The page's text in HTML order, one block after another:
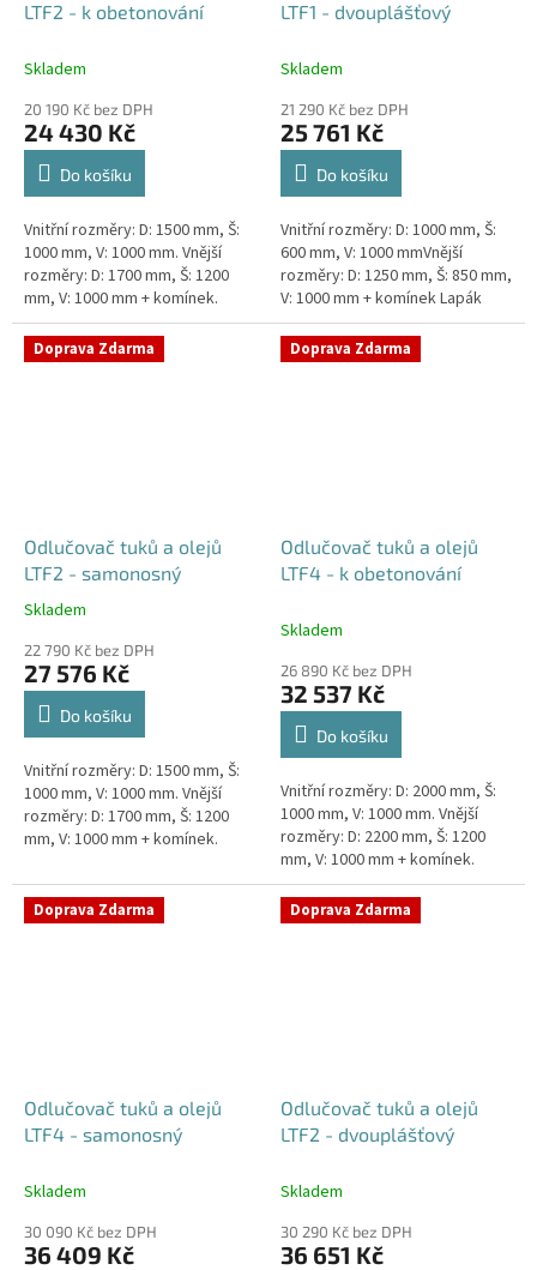
LTF2 - k obetonování
Skladem
20 190 Kč bez DPH
24 430 Kč
Do košíku
Vnitřní rozměry: D: 1500 mm, Š:
1000 mm, V: 1000 mm. Vnější
rozměry: D: 1700 mm, Š: 1200
mm, V: 1000 mm + komínek.
Lapák tuků do 2l/s nebo 250
jídel denně Průměr a umístění...
LTF1 - dvouplášťový
Skladem
21 290 Kč bez DPH
25 761 Kč
Do košíku
Vnitřní rozměry: D: 1000 mm, Š:
600 mm, V: 1000 mmVnější
rozměry: D: 1250 mm, Š: 850 mm,
V: 1000 mm + komínek Lapák
tuků do 1l/s nebo 100 jídel
denně Průměr a umístění...
Doprava Zdarma
Odlučovač tuků a olejů
LTF2 - samonosný
Průměrné
produktu
je
5,0
hvězdiček.
Skladem
22 790 Kč bez DPH
27 576 Kč
Do košíku
Vnitřní rozměry: D: 1500 mm, Š:
1000 mm, V: 1000 mm. Vnější
rozměry: D: 1700 mm, Š: 1200
mm, V: 1000 mm + komínek.
jídel denně Průměr a umístění...
Doprava Zdarma
Odlučovač tuků a olejů
LTF4 - k obetonování
Skladem
26 890 Kč bez DPH
32 537 Kč
Do košíku
Vnitřní rozměry: D: 2000 mm, Š:
1000 mm, V: 1000 mm. Vnější
rozměry: D: 2200 mm, Š: 1200
mm, V: 1000 mm + komínek.
Lapák tuků do 4l/s nebo 600
jídel denně Průměr a umístění...
Doprava Zdarma
Odlučovač tuků a olejů
LTF4 - samonosný
Skladem
30 090 Kč bez DPH
36 409 Kč
Doprava Zdarma
Odlučovač tuků a olejů
LTF2 - dvouplášťový
Skladem
30 290 Kč bez DPH
36 651 Kč